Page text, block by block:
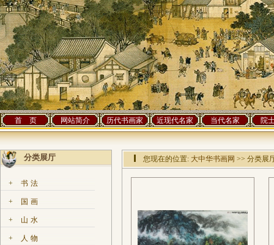
首 页 网站简介 历代书画家 近现代名家 当代名家 院
分类展厅
+ 书法
+ 国画
+ 山水
+ 人物
您现在的位置: 大中华书画网 >> 分类展